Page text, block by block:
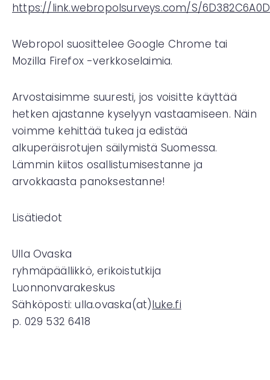
https://link.webropolsurveys.com/S/
Webropol suosittelee Google Chrome tai
Mozilla Firefox -verkkoselaimia.
Arvostaisimme suuresti, jos voisitte käyttää
hetken ajastanne kyselyyn vastaamiseen. Näin
voimme kehittää tukea ja edistää
alkuperäisrotujen säilymistä Suomessa.
Lämmin kiitos osallistumisestanne ja
arvokkaasta panoksestanne!
Lisätiedot
Ulla Ovaska
ryhmäpäällikkö, erikoistutkija
Luonnonvarakeskus
Sähköposti: ulla.ovaska(at)luke.fi
p. 029 532 6418